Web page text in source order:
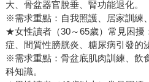
大、骨盆器官脫垂、腎功能退化。
※需求重點：自我照護、居家訓練
★女性讀者（30～65歲）常見困擾
症、間質性膀胱炎、糖尿病引發的
※需求重點：骨盆底肌肉訓練、飲
科知識。